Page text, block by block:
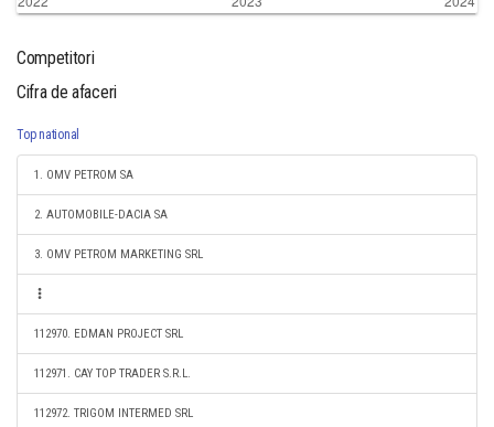
Competitori
Cifra de afaceri
Top national
1. OMV PETROM SA
2. AUTOMOBILE-DACIA SA
3. OMV PETROM MARKETING SRL
112970. EDMAN PROJECT SRL
112971. CAY TOP TRADER S.R.L.
112972. TRIGOM INTERMED SRL